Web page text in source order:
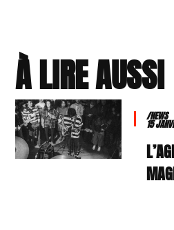
À LIRE AUSSI
/NEWS
15